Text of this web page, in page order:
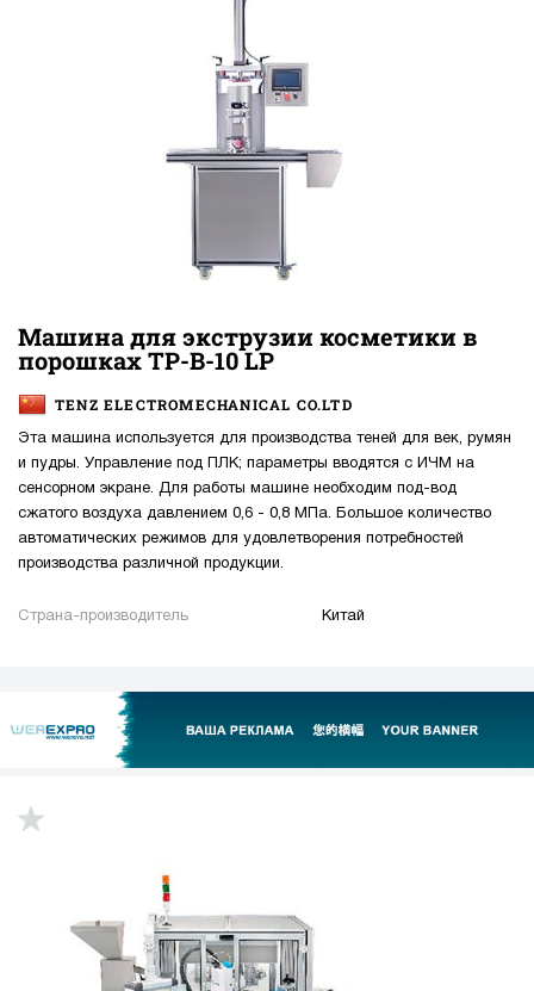
Машина для экструзии косметики в
порошках TP-B-10 LP
TENZ ELECTROMECHANICAL CO.LTD
Эта машина используется для производства теней для век, румян
и пудры. Управление под ПЛК; параметры вводятся с ИЧМ на
сенсорном экране. Для работы машине необходим под-вод
сжатого воздуха давлением 0,6 - 0,8 МПа. Большое количество
автоматических режимов для удовлетворения потребностей
производства различной продукции.
Страна-производитель Китай